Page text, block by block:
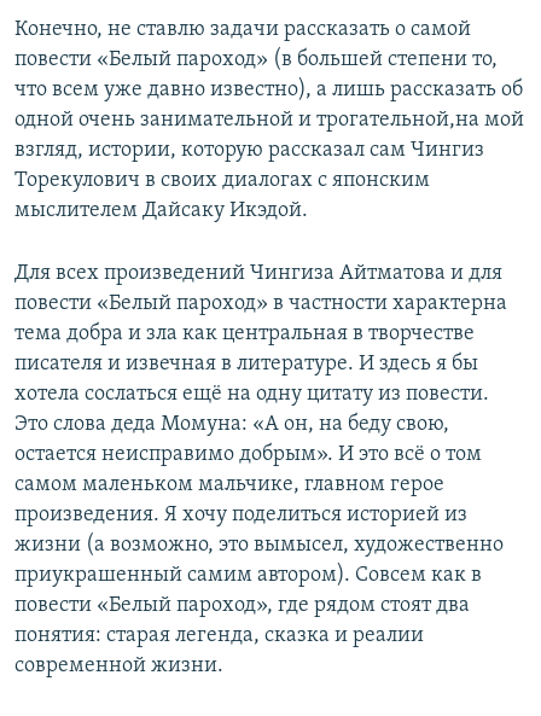
Конечно, не ставлю задачи рассказать о самой
повести «Белый пароход» (в большей степени то,
что всем уже давно известно), а лишь рассказать об
одной очень занимательной и трогательной,на мой
взгляд, истории, которую рассказал сам Чингиз
Торекулович в своих диалогах с японским
мыслителем Дайсаку Икэдой.
Для всех произведений Чингиза Айтматова и для
повести «Белый пароход» в частности характерна
тема добра и зла как центральная в творчестве
писателя и извечная в литературе. И здесь я бы
хотела сослаться ещё на одну цитату из повести.
Это слова деда Момуна: «А он, на беду свою,
остается неисправимо добрым». И это всё о том
самом маленьком мальчике, главном герое
произведения. Я хочу поделиться историей из
жизни (а возможно, это вымысел, художественно
приукрашенный самим автором). Совсем как в
повести «Белый пароход», где рядом стоят два
понятия: старая легенда, сказка и реалии
современной жизни.